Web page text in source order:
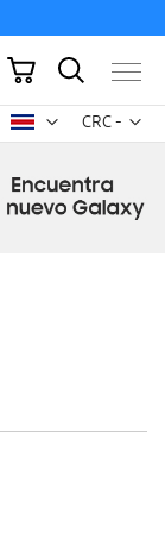
CRC -
colón
Mi carrito